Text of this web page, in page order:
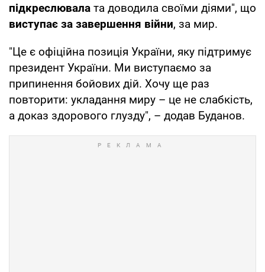
підкреслювала та доводила своїми діями", що
виступає за завершення війни, за мир.
"Це є офіційна позиція України, яку підтримує
президент України. Ми виступаємо за
припинення бойових дій. Хочу ще раз
повторити: укладання миру – це не слабкість,
а доказ здорового глузду", – додав Буданов.